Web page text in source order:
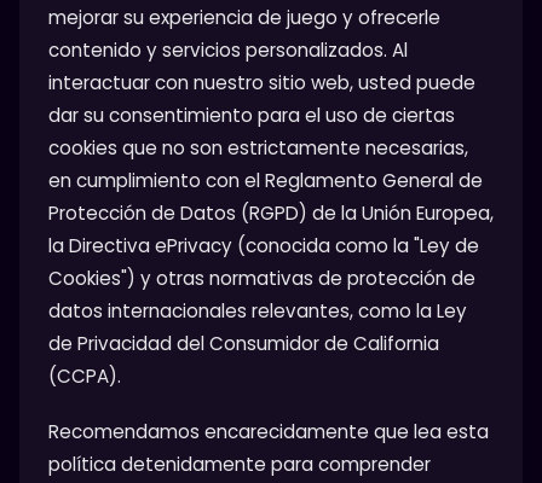
mejorar su experiencia de juego y ofrecerle
contenido y servicios personalizados. Al
interactuar con nuestro sitio web, usted puede
dar su consentimiento para el uso de ciertas
cookies que no son estrictamente necesarias,
en cumplimiento con el Reglamento General de
Protección de Datos (RGPD) de la Unión Europea,
la Directiva ePrivacy (conocida como la "Ley de
Cookies") y otras normativas de protección de
datos internacionales relevantes, como la Ley
de Privacidad del Consumidor de California
(CCPA).
Recomendamos encarecidamente que lea esta
política detenidamente para comprender